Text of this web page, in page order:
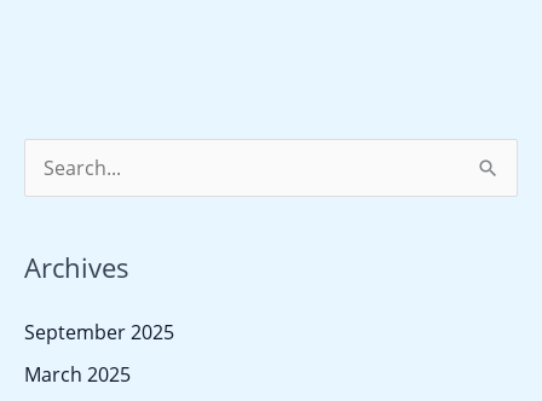
r
c
Archives
September 2025
March 2025